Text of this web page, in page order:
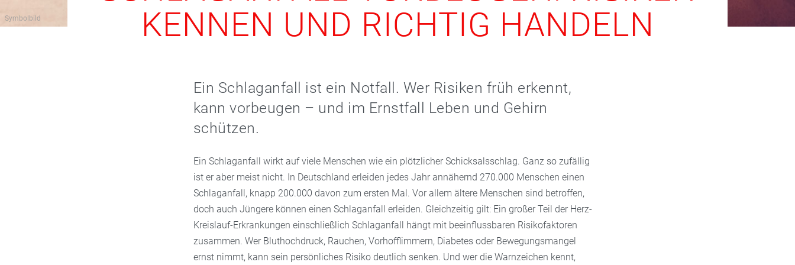
Symbolbild
KENNEN UND RICHTIG HANDELN
Ein Schlaganfall ist ein Notfall. Wer Risiken früh erkennt,
kann vorbeugen – und im Ernstfall Leben und Gehirn
schützen.
Ein Schlaganfall wirkt auf viele Menschen wie ein plötzlicher Schicksalsschlag. Ganz so zufällig
ist er aber meist nicht. In Deutschland erleiden jedes Jahr annähernd 270.000 Menschen einen
Schlaganfall, knapp 200.000 davon zum ersten Mal. Vor allem ältere Menschen sind betroffen,
doch auch Jüngere können einen Schlaganfall erleiden. Gleichzeitig gilt: Ein großer Teil der Herz-
Kreislauf-Erkrankungen einschließlich Schlaganfall hängt mit beeinflussbaren Risikofaktoren
zusammen. Wer Bluthochdruck, Rauchen, Vorhofflimmern, Diabetes oder Bewegungsmangel
ernst nimmt, kann sein persönliches Risiko deutlich senken. Und wer die Warnzeichen kennt,